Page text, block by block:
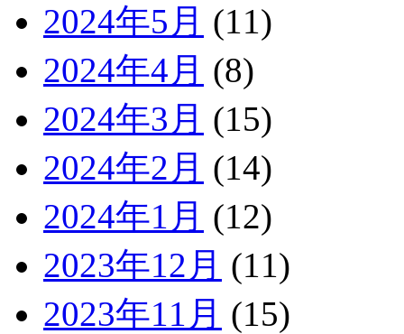
2024年5月 (11)
2024年4月 (8)
2024年3月 (15)
2024年2月 (14)
2024年1月 (12)
2023年12月 (11)
2023年11月 (15)